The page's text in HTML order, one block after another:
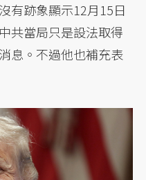
有跡象顯示12月15日
共當局只是設法取得
息。不過他也補充表